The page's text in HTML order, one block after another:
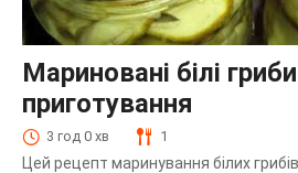
Мариновані білі
приготування
3 год 0 хв 1
Цей рецепт маринування білих